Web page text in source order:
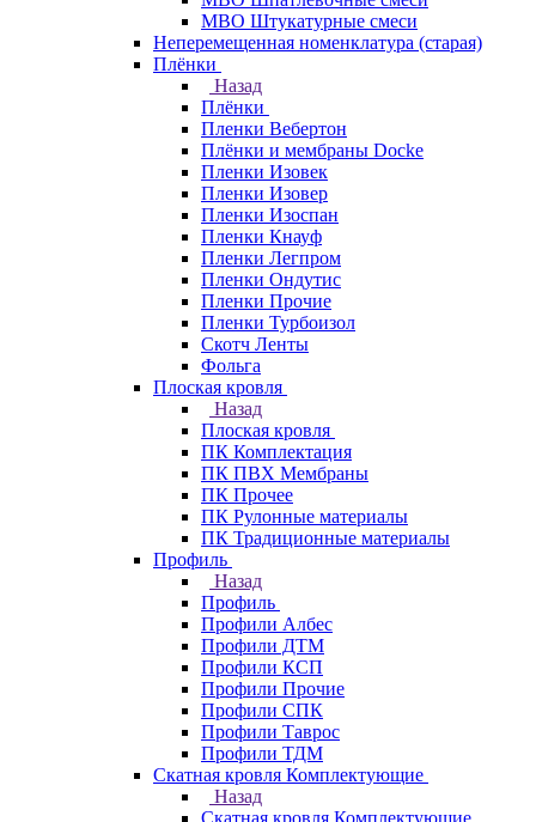
МВО Штукатурные смеси
Неперемещенная номенклатура (старая)
Плёнки
Назад
Плёнки
Пленки Вебертон
Плёнки и мембраны Docke
Пленки Изовек
Пленки Изовер
Пленки Изоспан
Пленки Кнауф
Пленки Легпром
Пленки Ондутис
Пленки Прочие
Пленки Турбоизол
Скотч Ленты
Фольга
Плоская кровля
Назад
Плоская кровля
ПК Комплектация
ПК ПВХ Мембраны
ПК Прочее
ПК Рулонные материалы
ПК Традиционные материалы
Профиль
Назад
Профиль
Профили Албес
Профили ДТМ
Профили КСП
Профили Прочие
Профили СПК
Профили Таврос
Профили ТДМ
Скатная кровля Комплектующие
Назад
Скатная кровля Комплектующие